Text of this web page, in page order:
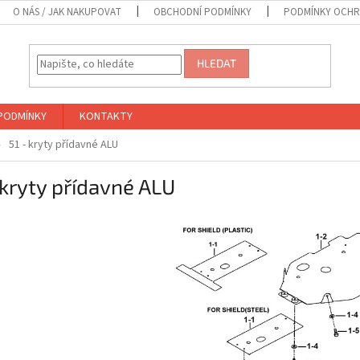
O NÁS / JAK NAKUPOVAT OBCHODNÍ PODMÍNKY PODMÍNKY
HLEDAT
KONTAKTY
51 - kryty přídavné ALU
přídavné ALU